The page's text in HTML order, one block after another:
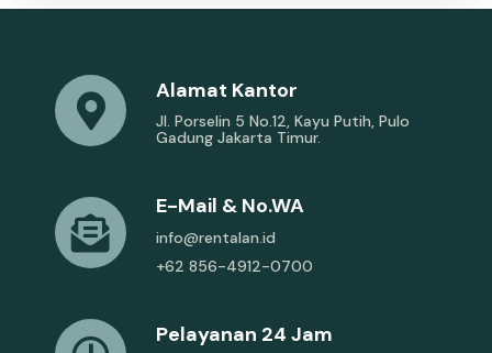
Alamat Kantor
Jl. Porselin 5 No.12, Kayu Putih, Pulo
Gadung Jakarta Timur.
E-Mail & No.WA
info@rentalan.id
+62 856-4912-0700
Pelayanan 24 Jam